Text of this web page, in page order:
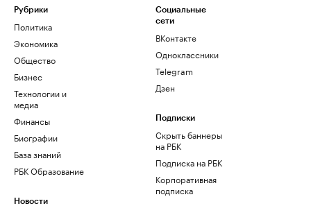
Рубрики
Политика
Экономика
Общество
Бизнес
Технологии и
медиа
Финансы
Биографии
База знаний
РБК Образование
Новости
Социальные
сети
ВКонтакте
Одноклассники
Telegram
Дзен
Подписки
Скрыть баннеры
на РБК
Подписка на РБК
Корпоративная
подписка